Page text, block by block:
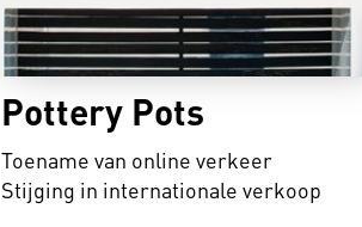
Pottery Pots
Toename van online verkeer
Stijging in internationale verkoop
Zoekmachine
optimalisatie